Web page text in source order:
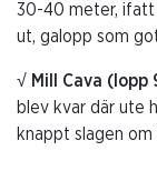
30-40 meter, ifatt
ut, galopp som
√ Mill Cava (lopp
blev kvar där ute
knappt slagen